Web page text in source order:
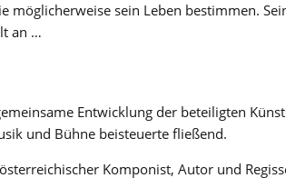
möglicherweise sein Leben bestimmen.
an …
Entwicklung der beteiligten
und Bühne beisteuerte fließend.
Komponist, Autor und